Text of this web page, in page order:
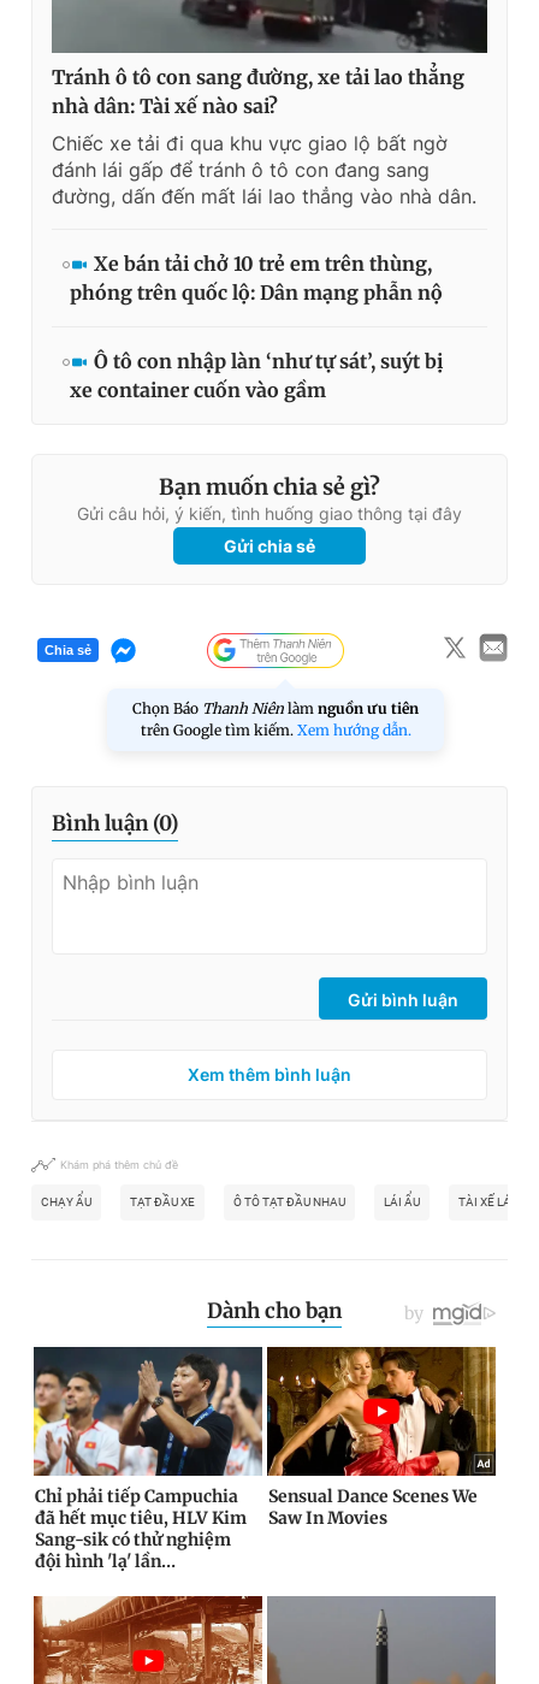
Tránh ô tô con sang đường, xe tải lao thẳng
nhà dân: Tài xế nào sai?
Chiếc xe tải đi qua khu vực giao lộ bất ngờ
đánh lái gấp để tránh ô tô con đang sang
đường, dấn đến mất lái lao thẳng vào nhà dân.
Xe bán tải chở 10 trẻ em trên thùng,
phóng trên quốc lộ: Dân mạng phẫn nộ
Ô tô con nhập làn ‘như tự sát’, suýt bị
xe container cuốn vào gầm
Bạn muốn chia sẻ gì?
Gửi câu hỏi, ý kiến, tình huống giao thông tại đây
Gửi chia sẻ
Chia sẻ
Chọn Báo Thanh Niên làm nguồn ưu tiên
trên Google tìm kiếm. Xem hướng dẫn.
Bình luận (0)
Gửi bình luận
Xem thêm bình luận
Khám phá thêm chủ đề
CHẠY ẨU TẠT ĐẦU XE Ô TÔ TẠT ĐẦU NHAU LÁI ẨU TÀI XẾ LÁI ẨU